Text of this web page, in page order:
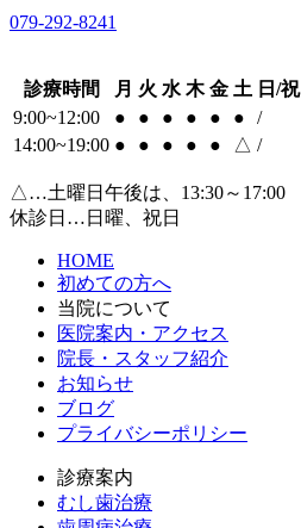
079-292-8241
診療時間 月 火 水 木 金 土 日/祝
9:00~12:00
● ● ● ● ● ●
/
14:00~19:00 ● ● ● ● ● △ /
△…土曜日午後は、13:30～17:00
休診日…日曜、祝日
HOME
初めての方へ
当院について
医院案内・アクセス
院長・スタッフ紹介
お知らせ
ブログ
プライバシーポリシー
診療案内
むし歯治療